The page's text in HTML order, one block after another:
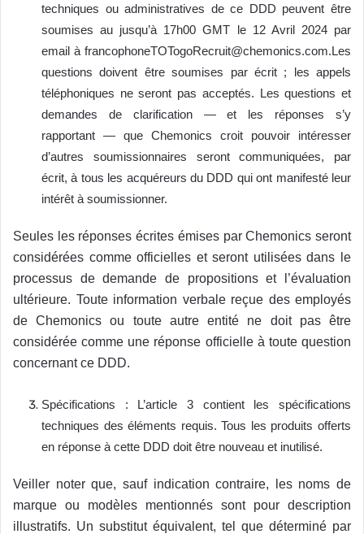
techniques ou administratives de ce DDD peuvent être
soumises au jusqu’à 17h00 GMT le 12 Avril 2024 par
email à francophoneTOTogoRecruit@chemonics.com.Les
questions doivent être soumises par écrit ; les appels
téléphoniques ne seront pas acceptés. Les questions et
demandes de clarification — et les réponses s’y
rapportant — que Chemonics croit pouvoir intéresser
d’autres soumissionnaires seront communiquées, par
écrit, à tous les acquéreurs du DDD qui ont manifesté leur
intérêt à soumissionner.
Seules les réponses écrites émises par Chemonics seront
considérées comme officielles et seront utilisées dans le
processus de demande de propositions et l’évaluation
ultérieure. Toute information verbale reçue des employés
de Chemonics ou toute autre entité ne doit pas être
considérée comme une réponse officielle à toute question
concernant ce DDD.
Spécifications : L’article 3 contient les spécifications
techniques des éléments requis. Tous les produits offerts
en réponse à cette DDD doit être nouveau et inutilisé.
Veiller noter que, sauf indication contraire, les noms de
marque ou modèles mentionnés sont pour description
illustratifs. Un substitut équivalent, tel que déterminé par